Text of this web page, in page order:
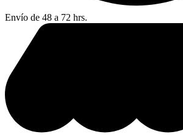
Envío de 48 a 72 hrs.